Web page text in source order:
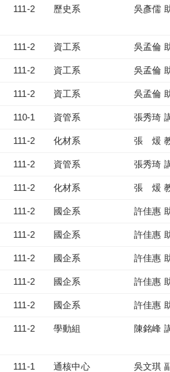
111-2 歷史系 吳彥儒
111-2 資工系 吳孟倫
111-2 資工系 吳孟倫
111-2 資工系 吳孟倫
110-1 資管系 張秀琦
111-2 化材系 張 煖
111-2 資管系 張秀琦
111-2 化材系 張 煖
111-2 國企系 許佳惠
111-2 國企系 許佳惠
111-2 國企系 許佳惠
111-2 國企系 許佳惠
111-2 國企系 許佳惠
111-2 學動組 陳銘峰
111-1 通核中心 吳文琪